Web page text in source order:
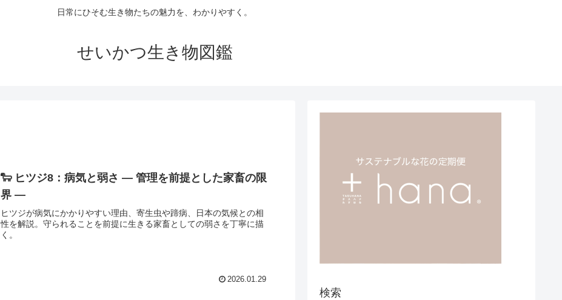
日常にひそむ生き物たちの魅力を、わかりやすく。
せいかつ生き物図鑑
🐑 ヒツジ8：病気と弱さ ― 管理を前提とした家畜の限
界 ―
ヒツジが病気にかかりやすい理由、寄生虫や蹄病、日本の気候との相
性を解説。守られることを前提に生きる家畜としての弱さを丁寧に描
く。
2026.01.29
検索